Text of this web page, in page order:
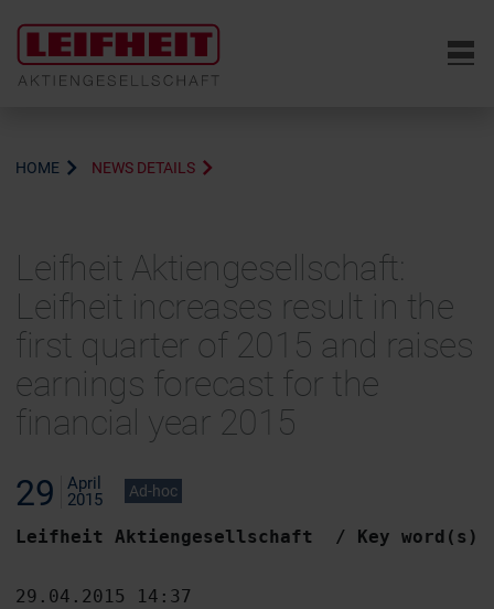
6
HOME NEWS DETAILS
Leifheit Aktiengesellschaft:
Leifheit increases result in the
first quarter of 2015 and raises
earnings forecast for the
financial year 2015
29
April
2015
Ad-hoc
Leifheit Aktiengesellschaft  / Key word(s):
29.04.2015 14:37